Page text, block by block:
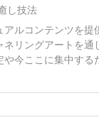
し技法
ルコンテンツを
リングアートを
今ここに集中す